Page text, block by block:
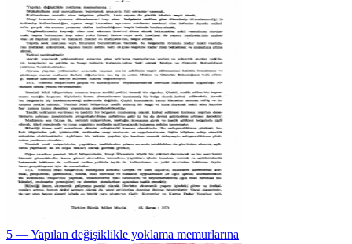
5 — Yapılan değişiklikle yoklama memurlarına